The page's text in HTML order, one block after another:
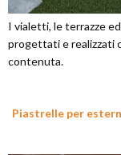
I vialetti, le terrazze
progettati e realizzati
contenuta.
Piastrelle per